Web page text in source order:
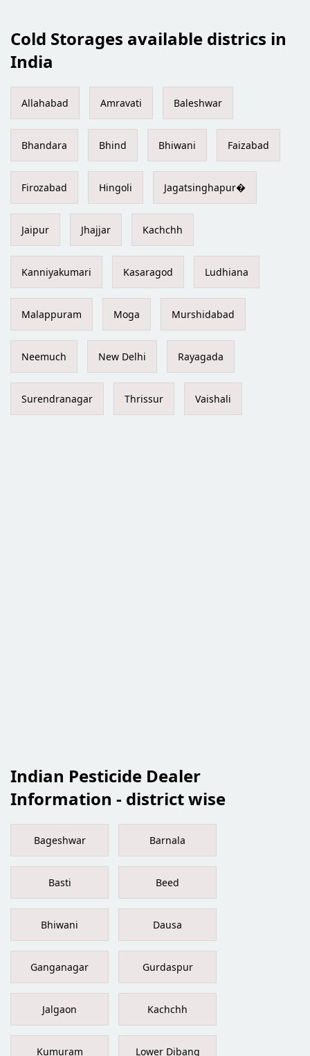
Cold Storages available districs in
India
Allahabad Amravati Baleshwar
Bhandara Bhind Bhiwani Faizabad
Firozabad Hingoli Jagatsinghapur�
Jaipur Jhajjar Kachchh
Kanniyakumari Kasaragod Ludhiana
Malappuram Moga Murshidabad
Neemuch New Delhi Rayagada
Surendranagar Thrissur Vaishali
Indian Pesticide Dealer
Information - district wise
Bageshwar Barnala
Basti Beed
Bhiwani Dausa
Ganganagar Gurdaspur
Jalgaon Kachchh
Kumuram Lower Dibang